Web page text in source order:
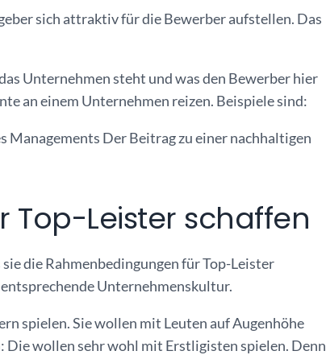
sich attraktiv für die Bewerber aufstellen. Das
Unternehmen steht und was den Bewerber hier
an einem Unternehmen reizen. Beispiele sind:
Managements Der Beitrag zu einer nachhaltigen
Leister schaffen
die Rahmenbedingungen für Top-Leister
Unternehmenskultur.
spielen. Sie wollen mit Leuten auf Augenhöhe
Die wollen sehr wohl mit Erstligisten spielen. Denn